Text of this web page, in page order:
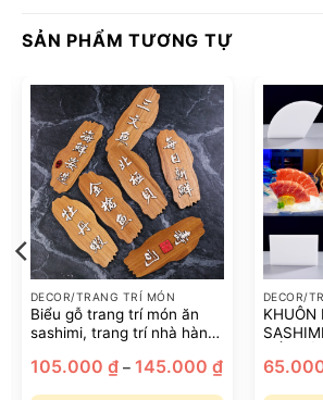
SẢN PHẨM TƯƠNG TỰ
DECOR/TRANG TRÍ MÓN
Biểu gỗ trang trí món ăn
sashimi, trang trí nhà hàng
105.000 ₫ – 145.000 ₫Khoảng
giá:
DECOR/
KHUÔN
NGHỆ